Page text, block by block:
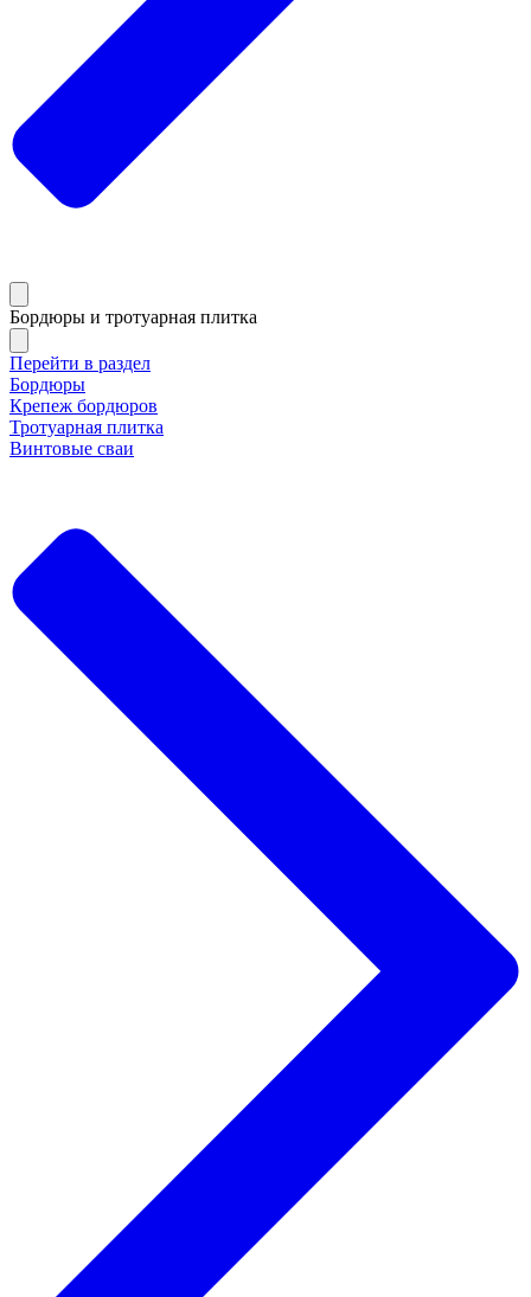
Бордюры и тротуарная плитка
Перейти в раздел
Бордюры
Крепеж бордюров
Тротуарная плитка
Винтовые сваи